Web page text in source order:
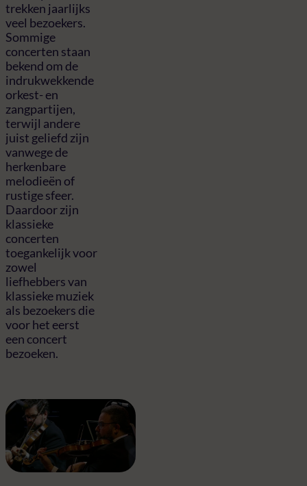
trekken jaarlijks
veel bezoekers.
Sommige
concerten staan
bekend om de
indrukwekkende
orkest- en
zangpartijen,
terwijl andere
juist geliefd zijn
vanwege de
herkenbare
melodieën of
rustige sfeer.
Daardoor zijn
klassieke
concerten
toegankelijk voor
zowel
liefhebbers van
klassieke muziek
als bezoekers die
voor het eerst
een concert
bezoeken.